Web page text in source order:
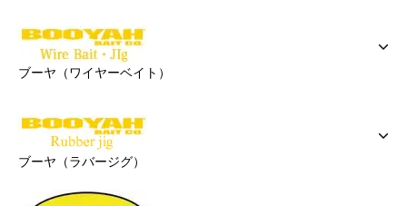
ブーヤ（ワイヤーベイト）
ブーヤ（ラバージグ）